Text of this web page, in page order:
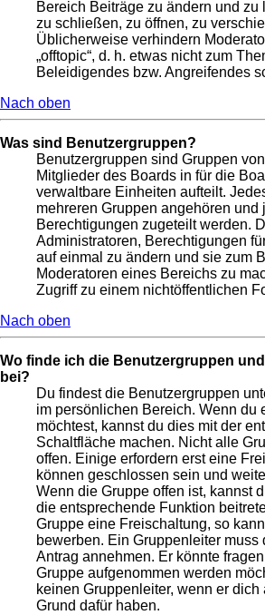
Bereich Beiträge zu ändern und zu
zu schließen, zu öffnen, zu
Üblicherweise verhindern
„offtopic“, d. h. etwas nicht zum
Beleidigendes bzw. Angreifendes
Nach oben
Was sind Benutzergruppen?
Benutzergruppen sind Gruppen
Mitglieder des Boards in für die
verwaltbare Einheiten aufteilt.
mehreren Gruppen angehören und
Berechtigungen zugeteilt werden.
Administratoren, Berechtigungen
auf einmal zu ändern und sie zum
Moderatoren eines Bereichs zu
Zugriff zu einem nichtöffentlichen
Nach oben
Wo finde ich die Benutzergruppen
bei?
Du findest die Benutzergruppen
im persönlichen Bereich. Wenn du
möchtest, kannst du dies mit der
Schaltfläche machen. Nicht alle
offen. Einige erfordern erst eine
können geschlossen sein und
Wenn die Gruppe offen ist, kannst
die entsprechende Funktion
Gruppe eine Freischaltung, so
bewerben. Ein Gruppenleiter muss
Antrag annehmen. Er könnte
Gruppe aufgenommen werden
keinen Gruppenleiter, wenn er
Grund dafür haben.